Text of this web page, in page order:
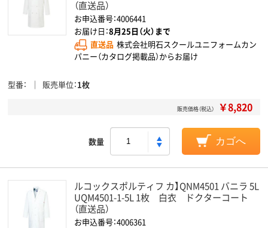
（直送品）
お申込番号：4006441
お届け日：8月25日（火）まで
直送品 株式会社明石スクールユニフォームカン
パニー（カタログ掲載品）からお届け
型番 販売単位 1枚
販売価格（税込） ￥8,820
数量 カゴへ
ルコックスポルティフ カ】QNM4501 バニラ 5L
UQM4501-1-5L 1枚 白衣 ドクターコート
（直送品）
お申込番号：4006361